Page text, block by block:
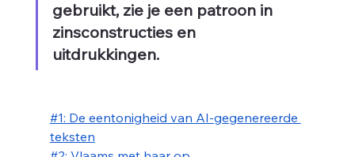
gebruikt, zie je een patroon in
zinsconstructies en
uitdrukkingen.
#1: De eentonigheid van AI-gegenereerde
teksten